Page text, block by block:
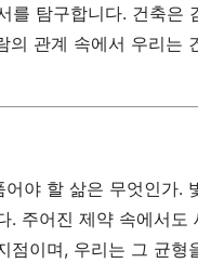
탐구합니다. 건축은
관계 속에서 우리는
야 할 삶은 무엇인가.
주어진 제약 속에서
이며, 우리는 그 균형